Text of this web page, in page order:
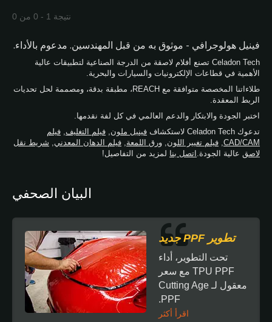
نتيجة 1 - 0 من 0
فينيل هولوجرافي - موثوق به من قبل المهندسين. مدعوم بالأداء.
Celadon Tech تصنع أفلام لاصقة من الدرجة الصناعية لتطبيقات عالية
الأهمية في قطاعات الإلكترونيات والسيارات والبحرية.
طلاءاتنا المخصصة متوافقة مع REACH، مطبقة بدقة، ومصممة لحل تحديات
الربط المعقدة.
اختبر الجودة والابتكار والدعم العالمي في كل لفة نقدمها.
تدعوك Celadon Tech لاستكشاف
فينيل ملون, فيلم التغليف, فيلم
CAD/CAM
, فيلم تغيير اللون, ورق اللمعة, فيلم الدهان المعدني , شريط نقل
لاصق عالية الجودة.اتصل بنالمزيد من التفاصيل!
البيان الصحفي
تطوير PPF جديد
تحت التطوير، أداء
TPU PPF مع سعر
معقول لـ Cutting Age
PPF.
اقرأ أكثر